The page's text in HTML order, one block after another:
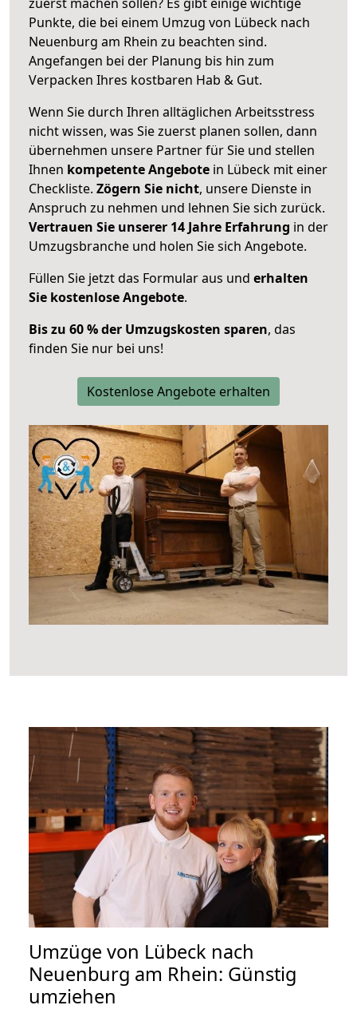
Punkte, die bei einem Umzug von Lübeck nach
Neuenburg am Rhein zu beachten sind.
Angefangen bei der Planung bis hin zum
Verpacken Ihres kostbaren Hab & Gut.
Wenn Sie durch Ihren alltäglichen Arbeitsstress
nicht wissen, was Sie zuerst planen sollen, dann
übernehmen unsere Partner für Sie und stellen
Ihnen kompetente Angebote in Lübeck mit einer
Checkliste. Zögern Sie nicht, unsere Dienste in
Anspruch zu nehmen und lehnen Sie sich zurück.
Vertrauen Sie unserer 14 Jahre Erfahrung in der
Umzugsbranche und holen Sie sich Angebote.
Füllen Sie jetzt das Formular aus und erhalten
Sie kostenlose Angebote.
Bis zu 60 % der Umzugskosten sparen, das
finden Sie nur bei uns!
Kostenlose Angebote erhalten
Umzüge von Lübeck nach
Neuenburg am Rhein: Günstig
umziehen